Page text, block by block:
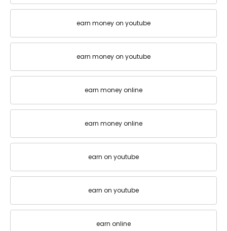
earn money on youtube
earn money on youtube
earn money online
earn money online
earn on youtube
earn on youtube
earn online